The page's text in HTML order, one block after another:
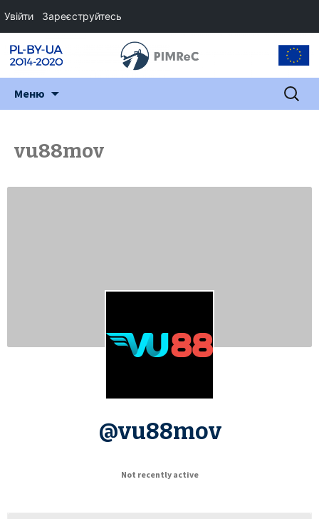
Меню Пошук:
vu88mov
@vu88mov
Not recently active
Увійти Зареєструйтесь